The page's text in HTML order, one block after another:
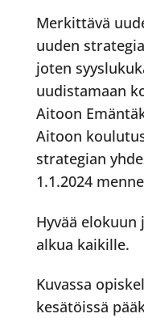
Merkittävä
uuden
joten
uudistamaan
Aitoon
Aitoon
strategian
1.1.2024
Hyvää elokuun
alkua kaikille.
Kuvassa
kesätöissä